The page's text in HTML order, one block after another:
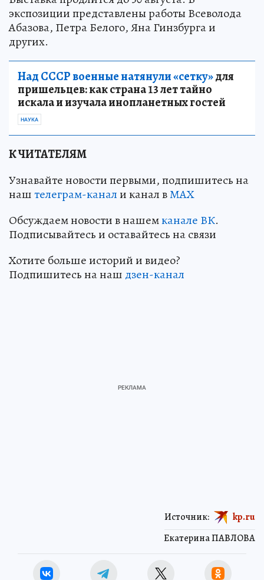
экспозиции представлены работы Всеволода
Абазова, Петра Белого, Яна Гинзбурга и
других.
Над СССР военные натянули «сетку»для
пришельцев: как страна 13 лет тайно
искала и изучала инопланетных гостей
НАУКА
К ЧИТАТЕЛЯМ
Узнавайте новости первыми, подпишитесь на
наштелеграм-канали канал вМАХ
Обсуждаем новости в нашемканале ВК.
Подписывайтесь и оставайтесь на связи
Хотите больше историй и видео?
Подпишитесь на наш дзен-канал
Екатерина ПАВЛОВА
Источник: kp.ru